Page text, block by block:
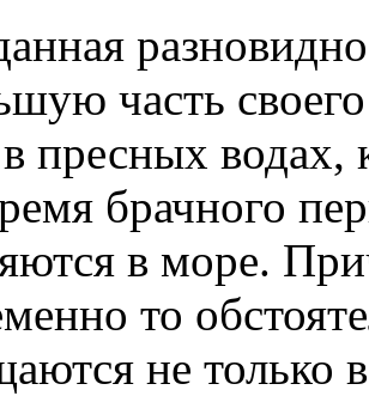
часть
пресных водах,
брачного
в море.
то
не только